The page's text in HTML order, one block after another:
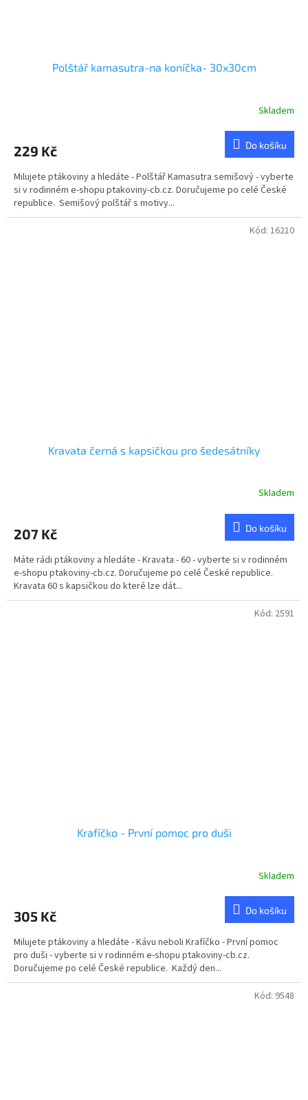
Polštář kamasutra-na koníčka- 30x30cm
Skladem
229 Kč Do košíku
Milujete ptákoviny a hledáte - Polštář Kamasutra semišový - vyberte
si v rodinném e-shopu ptakoviny-cb.cz. Doručujeme po celé České
republice. Semišový polštář s motivy...
Kravata černá s kapsičkou pro šedesátníky
Skladem
207 Kč Do košíku
Máte rádi ptákoviny a hledáte - Kravata - 60 - vyberte si v rodinném
e-shopu ptakoviny-cb.cz. Doručujeme po celé České republice.
Kravata 60 s kapsičkou do které lze dát...
Kód: 16210
Krafíčko - První pomoc pro duši
Skladem
305 Kč Do košíku
Milujete ptákoviny a hledáte - Kávu neboli Krafíčko - První pomoc
pro duši - vyberte si v rodinném e-shopu ptakoviny-cb.cz.
Doručujeme po celé České republice. Každý den...
Kód: 2591
Kód: 9548